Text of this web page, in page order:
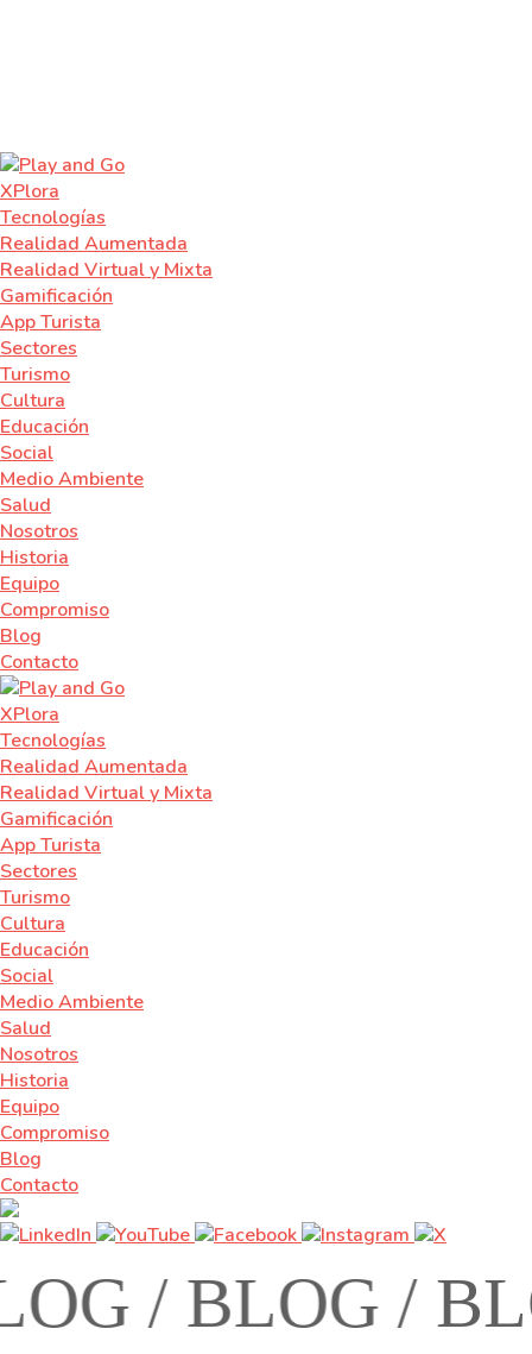
XPlora
Tecnologías
Realidad Aumentada
Realidad Virtual y Mixta
Gamificación
App Turista
Sectores
Turismo
Cultura
Educación
Social
Medio Ambiente
Salud
Nosotros
Historia
Equipo
Compromiso
Blog
Contacto
XPlora
Tecnologías
Realidad Aumentada
Realidad Virtual y Mixta
Gamificación
App Turista
Sectores
Turismo
Cultura
Educación
Social
Medio Ambiente
Salud
Nosotros
Historia
Equipo
Compromiso
Blog
Contacto
/BLOG /